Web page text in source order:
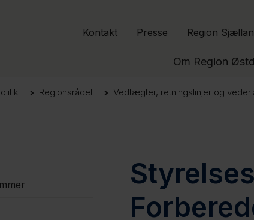
Kontakt Presse Region
Om Region
Regionsrådet Vedtægter, retningslinjer og